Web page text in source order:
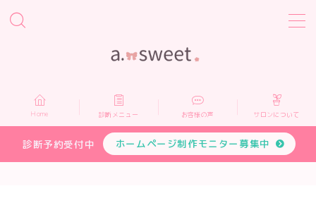
Home
診断メニュー
Home 診断メニュー お客様の声 サロンについて
診断予約受付中 ホームページ制作モニター募集中